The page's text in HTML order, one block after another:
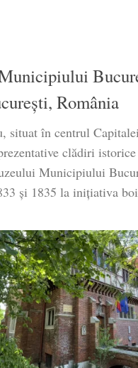
România
situat în centrul
clădiri
Municipiului
și 1835 la inițiativa